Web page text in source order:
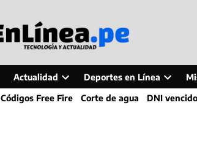
Actualidad
Open
dropdown
Deportes en Línea
Open
dropdown
Códigos Free Fire Corte de agua DNI vencido